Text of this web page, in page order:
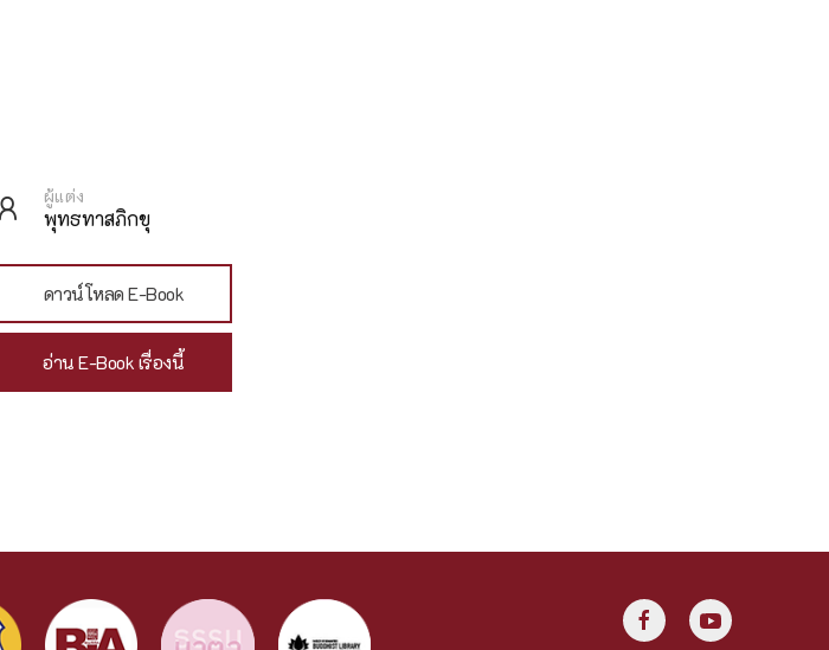
ผู้แต่ง
พุทธทาสภิกขุ
ดาวน์โหลด E-Book
อ่าน E-Book เรื่องนี้